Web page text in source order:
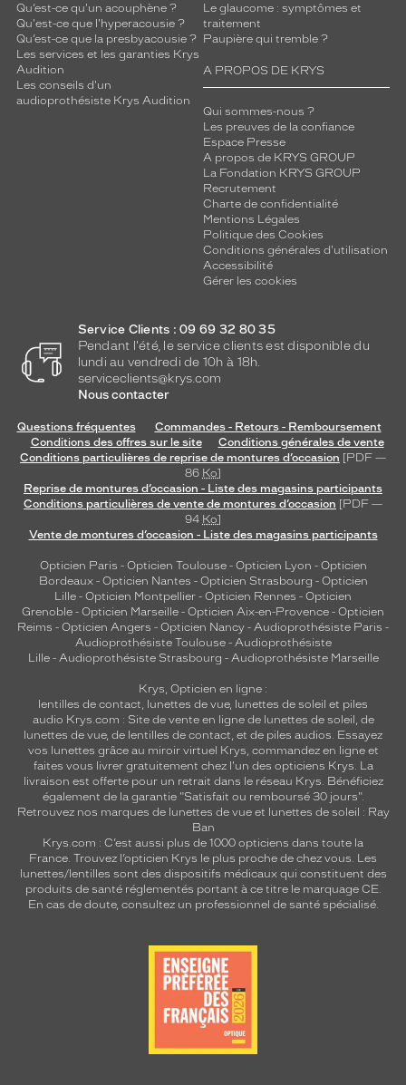
de
montage
Cerclé
Taille
de
Ford
Qu’est-ce qu'un acouphène ?
Qu'est-ce que l'hyperacousie ?
Qu’est-ce que la presbyacousie ?
Les services et les garanties Krys
Audition
Les conseils d'un
audioprothésiste Krys Audition
Le glaucome : symptômes et
traitement
Paupière qui tremble ?
A PROPOS DE KRYS
Qui sommes-nous ?
Les preuves de la confiance
Espace Presse
A propos de KRYS GROUP
La Fondation KRYS GROUP
Recrutement
Charte de confidentialité
Mentions Légales
Politique des Cookies
Conditions générales d'utilisation
Accessibilité
Gérer les cookies
Service Clients : 09 69 32 80 35
Pendant l'été, le service clients est disponible du
lundi au vendredi de 10h à 18h.
serviceclients@krys.com
Nous contacter
Questions fréquentes
Commandes - Retours - Remboursement
Conditions des offres sur le site
Conditions générales de vente
Conditions particulières de reprise de montures d’occasion [PDF —
86 Ko]
Reprise de montures d’occasion - Liste des magasins participants
Conditions particulières de vente de montures d’occasion [PDF —
94 Ko]
Vente de montures d’occasion - Liste des magasins participants
Opticien Paris - Opticien Toulouse- Opticien Lyon - Opticien
Bordeaux- Opticien Nantes - Opticien Strasbourg - Opticien
Lille - Opticien Montpellier - Opticien Rennes - Opticien
Grenoble - Opticien Marseille - Opticien Aix-en-Provence - Opticien
Reims - Opticien Angers - Opticien Nancy - Audioprothésiste Paris -
Audioprothésiste Toulouse- Audioprothésiste
Lille- Audioprothésiste Strasbourg - Audioprothésiste Marseille
Krys, Opticien en ligne :
lentilles de contact, lunettes de vue, lunettes de soleil et piles
audio Krys.com : Site de vente en ligne de lunettes de soleil, de
lunettes de vue, de lentilles de contact, et de piles audios. Essayez
vos lunettes grâce au miroir virtuel Krys, commandez en ligne et
faites vous livrer gratuitement chez l'un des opticiens Krys. La
livraison est offerte pour un retrait dans le réseau Krys. Bénéficiez
également de la garantie "Satisfait ou remboursé 30 jours".
Retrouvez nos marques de lunettes de vue et lunettes de soleil : Ray
Ban
Krys.com : C’est aussi plus de 1000 opticiens dans toute la
France. Trouvez l’opticien Krys le plus proche de chez vous. Les
lunettes/lentilles sont des dispositifs médicaux qui constituent des
produits de santé réglementés portant à ce titre le marquage CE.
En cas de doute, consultez un professionnel de santé spécialisé.